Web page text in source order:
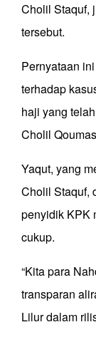
Cholil Staquf,
tersebut.
Pernyataan
terhadap
haji yang
Cholil
Yaqut, yang
Cholil Staquf,
penyidik KPK
cukup.
“Kita para
transparan
Lilur dalam